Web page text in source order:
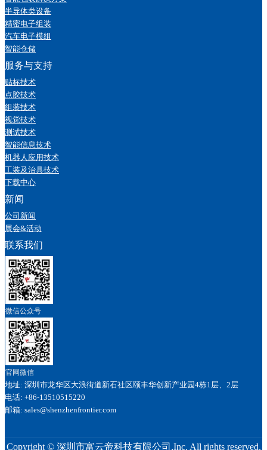
半导体类设备
精密电子组装
汽车电子模组
智能仓储
服务与支持
贴标技术
点胶技术
组装技术
视觉技术
测试技术
智能信息技术
机器人应用技术
工装及治具技术
下载中心
新闻
公司新闻
展会&活动
联系我们
微信公众号
官网微信
地址: 深圳市龙华区大浪街道新石社区颐丰华创新产业园4栋1层、2层
电话: +86-13510515220
邮箱: sales@shenzhenfrontier.com
Copyright © 深圳市富云帝科技有限公司 ,Inc. All rights reserved.